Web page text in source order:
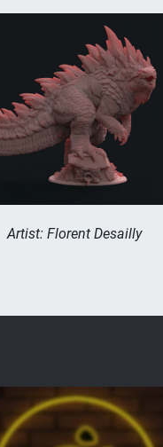
Artist: Florent Desailly